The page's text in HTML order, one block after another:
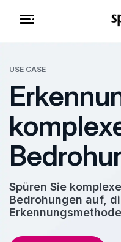
USE CASE
Spüren Sie
Bedrohungen auf,